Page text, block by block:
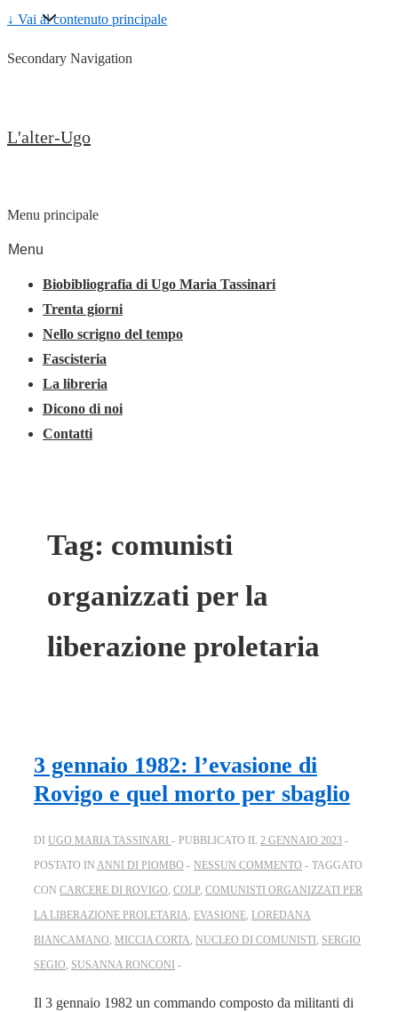
↓ Vai al contenuto principale
Secondary Navigation
L'alter-Ugo
Menu principale
Menu
Biobibliografia di Ugo Maria Tassinari
Trenta giorni
Nello scrigno del tempo
Fascisteria
La libreria
Dicono di noi
Contatti
Tag: comunisti
organizzati per la
liberazione proletaria
3 gennaio 1982: l’evasione di
Rovigo e quel morto per sbaglio
DI UGO MARIA TASSINARI PUBBLICATO IL 2 GENNAIO 2023
POSTATO IN ANNI DI PIOMBO NESSUN COMMENTO
TAGGATO
CON CARCERE DI ROVIGO, COLP, COMUNISTI ORGANIZZATI PER
LA LIBERAZIONE PROLETARIA, EVASIONE, LOREDANA
BIANCAMANO, MICCIA CORTA, NUCLEO DI COMUNISTI , SERGIO
SEGIO, SUSANNA RONCONI
Il 3 gennaio 1982 un commando composto da militanti di